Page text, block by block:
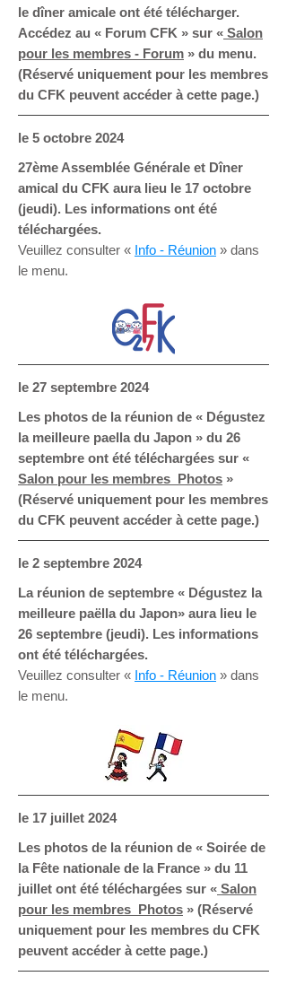
le dîner amicale ont été télécharger.
Accédez au « Forum CFK » sur « Salon
pour les membres - Forum » du menu.
(Réservé uniquement pour les membres
du CFK peuvent accéder à cette page.)
le 5 octobre 2024
27ème Assemblée Générale et Dîner
amical du CFK aura lieu le 17 octobre
(jeudi). Les informations ont été
téléchargées.
Veuillez consulter « Info - Réunion » dans
le menu.
le 27 septembre 2024
Les photos de la réunion de « Dégustez
la meilleure paella du Japon » du 26
septembre ont été téléchargées sur «
Salon pour les membres Photos »
(Réservé uniquement pour les membres
du CFK peuvent accéder à cette page.)
le 2 septembre 2024
La réunion de septembre « Dégustez la
meilleure paëlla du Japon» aura lieu le
26 septembre (jeudi). Les informations
ont été téléchargées.
Veuillez consulter « Info - Réunion » dans
le menu.
le 17 juillet 2024
Les photos de la réunion de « Soirée de
la Fête nationale de la France » du 11
juillet ont été téléchargées sur « Salon
pour les membres Photos » (Réservé
uniquement pour les membres du CFK
peuvent accéder à cette page.)